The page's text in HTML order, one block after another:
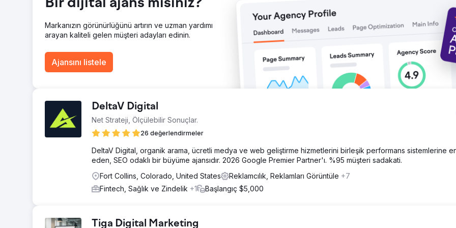
isim haline gelmesine yardımcı oldum. Kusursuz bir çevrimiçi deneyim ve sadakat odaklı stratejiyle istikrarlı müşteri
tekrar ziyaretleri sağladım. Birden fazla eyalette 250.000 doların üzerinde reklam harcamasını yönettim. New York'un
New Jersey ve Connecticut'a kadar erişimi genişlettim. Tüm kampanyaları sıkı yasal uyumluluk içinde yürüterek risksiz
sağladım.
Ajans sayfasına git
Bir dijital ajans mısınız?
Markanızın görünürlüğünü artırın ve uzman yardımı
arayan kaliteli gelen müşteri adayları edinin.
Ajansını listele
DeltaV Digital
Net Strateji, Ölçülebilir Sonuçlar.
26 değerlendirmeler
DeltaV Digital, organik arama, ücretli medya ve web geliştirme hizmetlerini birleşik performans sistemlerine
eden, SEO odaklı bir büyüme ajansıdır. 2026 Google Premier Partner'ı. %95 müşteri sadakati.
Fort Collins, Colorado, United States
Reklamcılık, Reklamları Görüntüle +7
Fintech, Sağlık ve Zindelik +1 Başlangıç $5,000
Tiga Digital Marketing